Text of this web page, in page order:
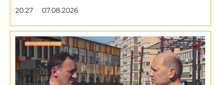
20:27 07.08.2026